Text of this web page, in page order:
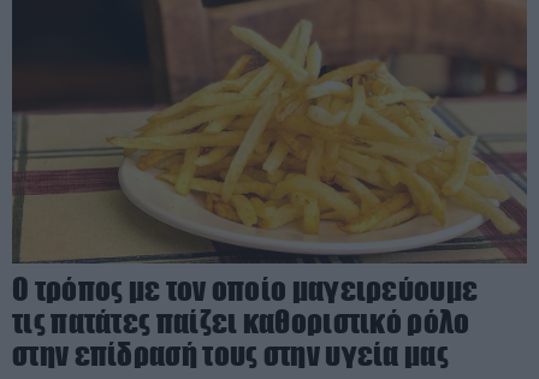
Ο τρόπος με τον οποίο μαγειρεύουμε
τις πατάτες παίζει καθοριστικό ρόλο
στην επίδρασή τους στην υγεία μας